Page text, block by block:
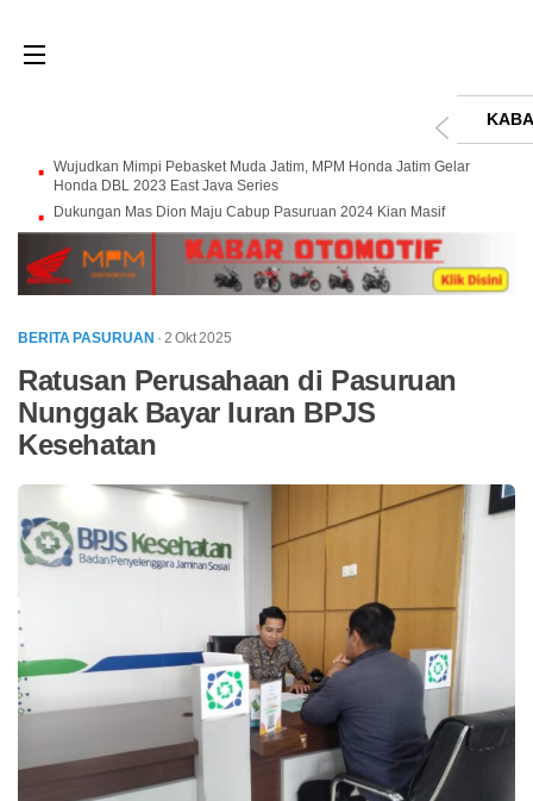
Wujudkan Mimpi Pebasket Muda Jatim, MPM Honda Jatim Gelar
Honda DBL 2023 East Java Series
Dukungan Mas Dion Maju Cabup Pasuruan 2024 Kian Masif
BERITA PASURUAN · 2 Okt 2025
Ratusan Perusahaan di Pasuruan
Nunggak Bayar Iuran BPJS
Kesehatan